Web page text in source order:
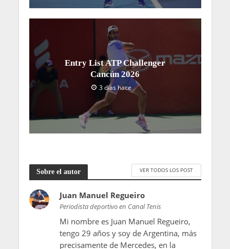
Entry List ATP Challenger
Cancún 2026
3 días hace
Sobre el autor VER TODOS LOS POST
Juan Manuel Regueiro
Periodista deportivo en Canal Tenis
Mi nombre es Juan Manuel Regueiro,
tengo 29 años y soy de Argentina, más
precisamente de Mercedes, en la